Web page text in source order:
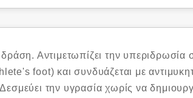
Αντιμετωπίζει την
foot) και συνδυάζεται με
την υγρασία χωρίς να